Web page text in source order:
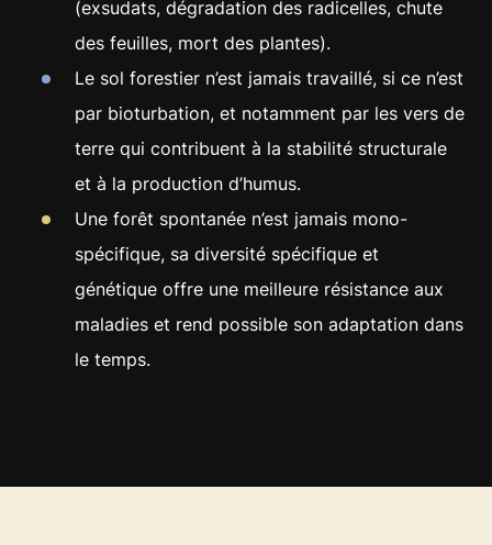
(exsudats, dégradation des radicelles, chute
des feuilles, mort des plantes).
Le sol forestier n’est jamais travaillé, si ce n’est
par bioturbation, et notamment par les vers de
terre qui contribuent à la stabilité structurale
et à la production d’humus.
Une forêt spontanée n’est jamais mono-
spécifique, sa diversité spécifique et
génétique offre une meilleure résistance aux
maladies et rend possible son adaptation dans
le temps.